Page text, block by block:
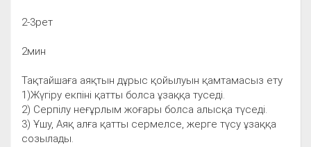
2-3рет
2мин
Тақтайшаға аяқтын дұрыс қойылуын қамтамасыз ету
1)Жүгіру екпіні қатты болса ұзаққа туседі.
2) Серпілу неғұрлым жоғары болса алысқа түседі.
3) Ұшу, Аяқ алға қатты сермелсе, жерге түсу ұзаққа
созылады.